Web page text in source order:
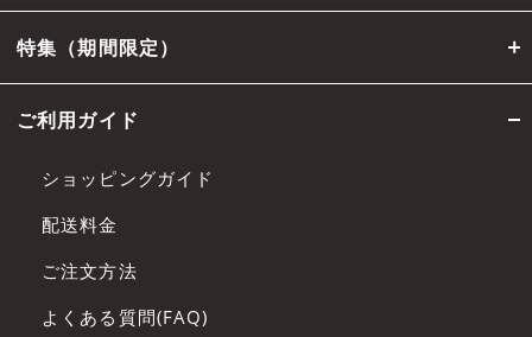
特集（期間限定）
ご利用ガイド
ショッピングガイド
配送料金
ご注文方法
よくある質問(FAQ)